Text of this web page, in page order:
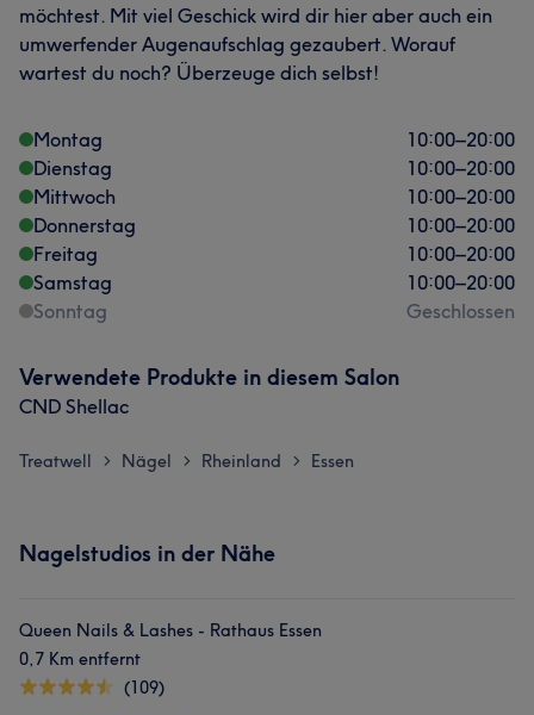
Was unsere Kunden über Paula sagen
Professionell
Gründlich
möchtest. Mit viel Geschick wird dir hier aber auch ein
umwerfender Augenaufschlag gezaubert. Worauf
wartest du noch? Überzeuge dich selbst!
Montag 10:00–20:00
Dienstag
10:00–20:00
Mittwoch
10:00–20:00
Donnerstag
10:00–20:00
Freitag
10:00–20:00
Samstag
10:00–20:00
Sonntag
Geschlossen
Verwendete Produkte in diesem Salon
CND Shellac
Treatwell > Nägel > Rheinland > Essen
Nagelstudios in der Nähe
Queen Nails & Lashes - Rathaus Essen
0,7 Km entfernt
(109)